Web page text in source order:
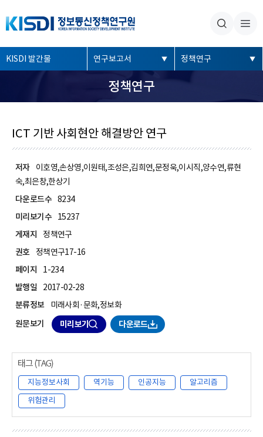
좌
측
KISDI 발간물 연구보고서 정책연구
정책연구
ICT 기반 사회현안 해결방안 연구
저자
이호영,손상영,이원태,조성은,김희연,문정욱,이시직,양수연,류현
숙,최은창,한상기
다운로드수 8234
미리보기수
15237
게재지
정책연구
권호
정책연구17-16
페이지
1-234
발행일
2017-02-28
분류정보
미래사회·문화,정보화
원문보기
미리보기 다운로드
지능정보사회 역기능 인공지능
알고리즘
위험관리